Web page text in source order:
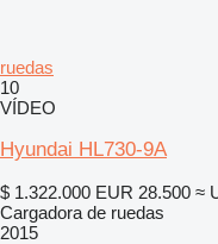
ruedas
10
VÍDEO
Hyundai HL730-9A
$ 1.322.000 EUR 28.500 ≈
Cargadora de ruedas
2015